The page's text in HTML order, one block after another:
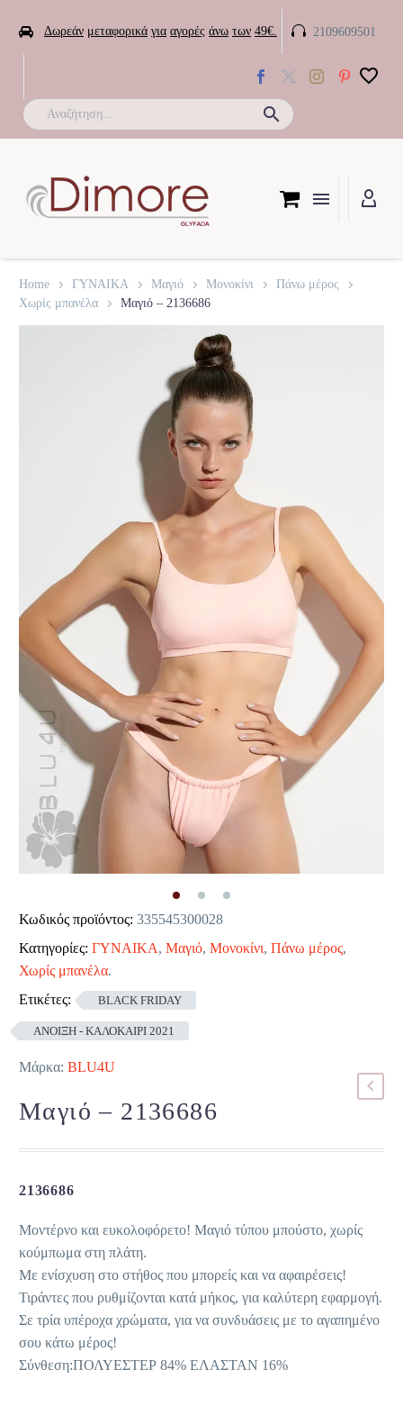
 Δωρεάν μεταφορικά για αγορές άνω των 49€. 
 2109609501
Home ΓΥΝΑΙΚΑ Μαγιό Μονοκίνι
Πάνω μέρος
Χωρίς μπανέλα
Μαγιό – 2136686
Κωδικός προϊόντος: 335545300028
Κατηγορίες: ΓΥΝΑΙΚΑ, Μαγιό, Μονοκίνι, Πάνω μέρος,
Χωρίς μπανέλα.
Ετικέτες:
BLACK FRIDAY
ΑΝΟΙΞΗ - ΚΑΛΟΚΑΙΡΙ 2021
Μάρκα: BLU4U
Μαγιό – 2136686
2136686
Μοντέρνο και ευκολοφόρετο! Μαγιό τύπου μπούστο, χωρίς
κούμπωμα στη πλάτη.
Με ενίσχυση στο στήθος που μπορείς και να αφαιρέσεις!
Τιράντες που ρυθμίζονται κατά μήκος, για καλύτερη εφαρμογή.
Σε τρία υπέροχα χρώματα, για να συνδυάσεις με το αγαπημένο
σου κάτω μέρος!
Σύνθεση:ΠΟΛΥΕΣΤΕΡ 84% ΕΛΑΣΤΑΝ 16%